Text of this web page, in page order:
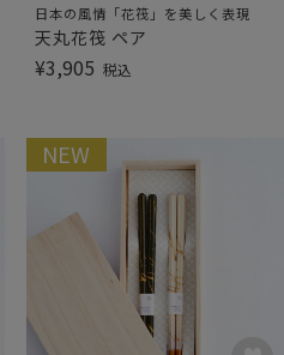
日本の風情「花筏」を美しく表現
天丸花筏 ペア
¥3,905 税込
NEW